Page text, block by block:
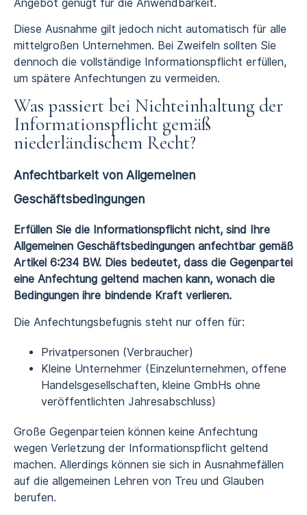
Angebot genügt für die Anwendbarkeit.
Diese Ausnahme gilt jedoch nicht automatisch für alle
mittelgroßen Unternehmen. Bei Zweifeln sollten Sie
dennoch die vollständige Informationspflicht erfüllen,
um spätere Anfechtungen zu vermeiden.
Was passiert bei Nichteinhaltung der
Informationspflicht gemäß
niederländischem Recht?
Anfechtbarkeit von Allgemeinen
Geschäftsbedingungen
Erfüllen Sie die Informationspflicht nicht, sind Ihre
Allgemeinen Geschäftsbedingungen anfechtbar gemäß
Artikel 6:234 BW. Dies bedeutet, dass die Gegenpartei
eine Anfechtung geltend machen kann, wonach die
Bedingungen ihre bindende Kraft verlieren.
Die Anfechtungsbefugnis steht nur offen für:
Privatpersonen (Verbraucher)
Kleine Unternehmer (Einzelunternehmen, offene
Handelsgesellschaften, kleine GmbHs ohne
veröffentlichten Jahresabschluss)
Große Gegenparteien können keine Anfechtung
wegen Verletzung der Informationspflicht geltend
machen. Allerdings können sie sich in Ausnahmefällen
auf die allgemeinen Lehren von Treu und Glauben
berufen.